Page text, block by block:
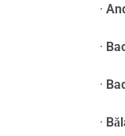
·
·
·
·